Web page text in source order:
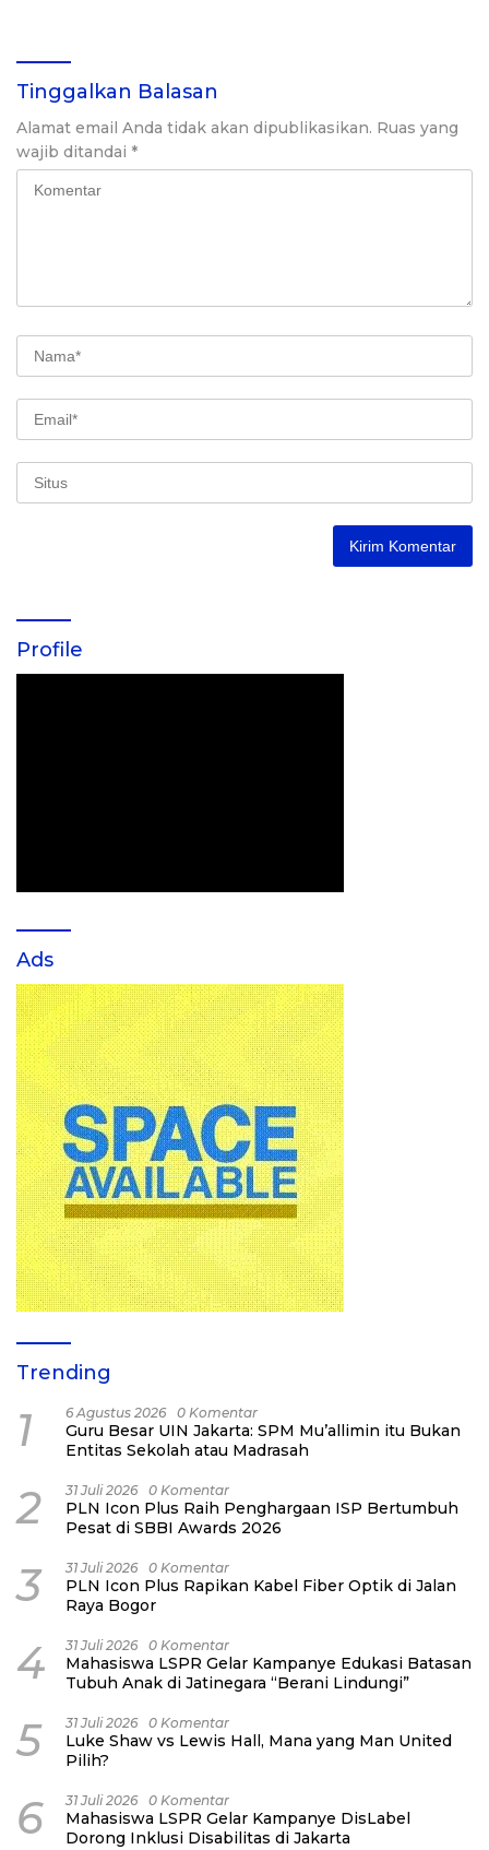
Tinggalkan Balasan
Alamat email Anda tidak akan dipublikasikan. Ruas yang
wajib ditandai *
Profile
Ads
Trending
1 6 Agustus 2026 0 Komentar
Guru Besar UIN Jakarta: SPM Mu’allimin itu Bukan
Entitas Sekolah atau Madrasah
2 31 Juli 2026 0 Komentar
PLN Icon Plus Raih Penghargaan ISP Bertumbuh
Pesat di SBBI Awards 2026
3 31 Juli 2026 0 Komentar
PLN Icon Plus Rapikan Kabel Fiber Optik di Jalan
Raya Bogor
4 31 Juli 2026 0 Komentar
Mahasiswa LSPR Gelar Kampanye Edukasi Batasan
Tubuh Anak di Jatinegara “Berani Lindungi”
5 31 Juli 2026 0 Komentar
Luke Shaw vs Lewis Hall, Mana yang Man United
Pilih?
6 31 Juli 2026 0 Komentar
Mahasiswa LSPR Gelar Kampanye DisLabel
Dorong Inklusi Disabilitas di Jakarta